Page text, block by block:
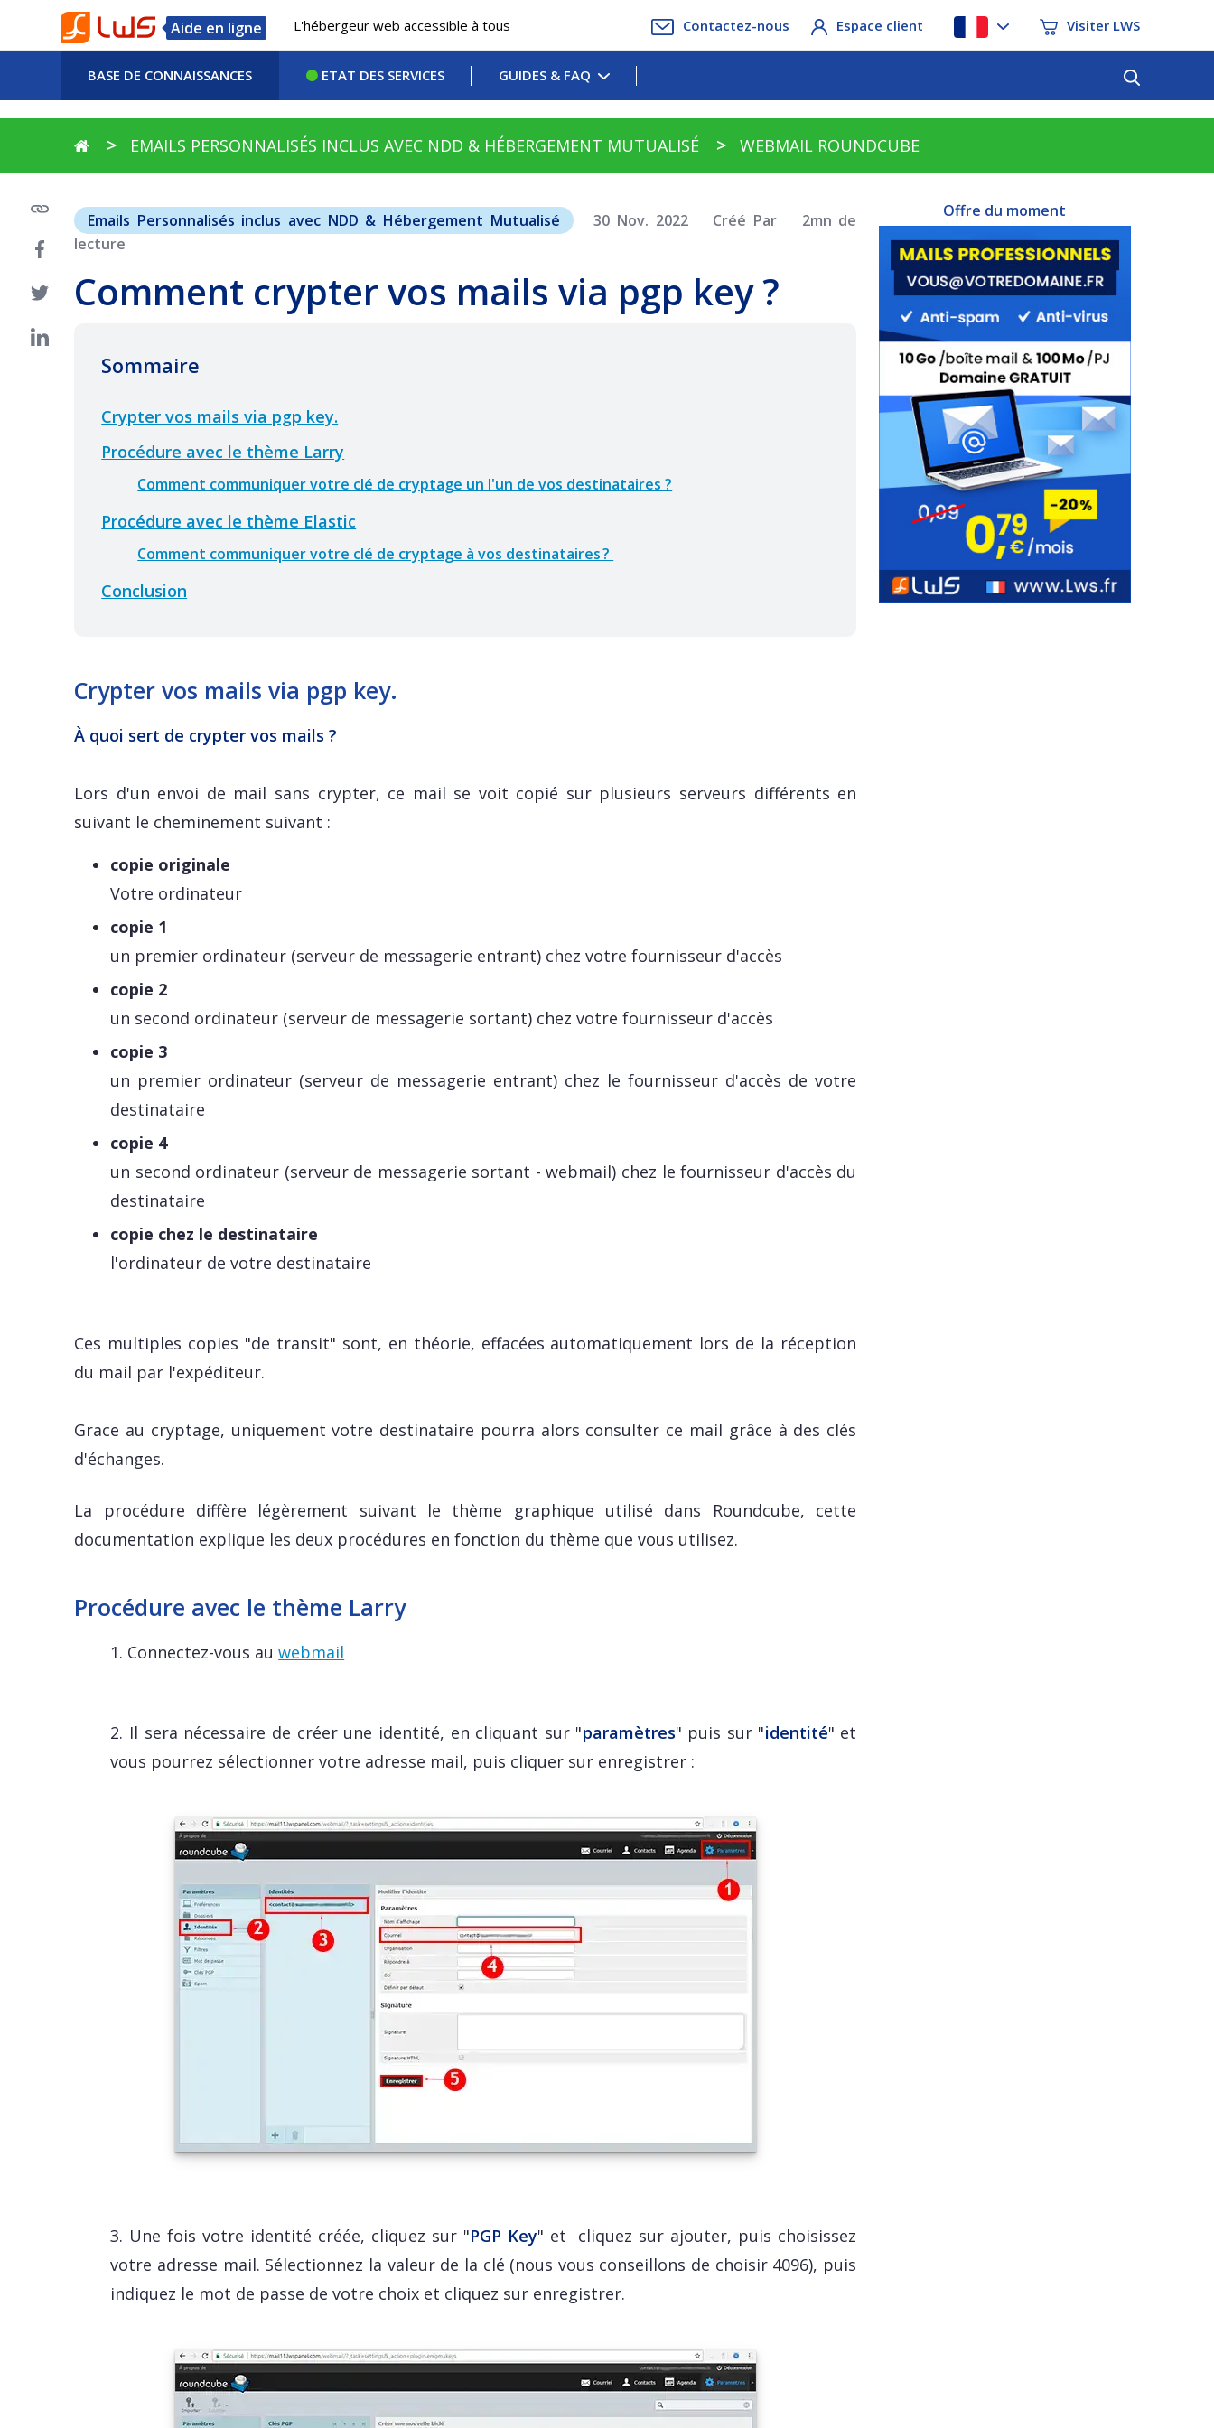
Aide en ligne L'hébergeur web accessible à tous Contactez-nous Espace client Visiter LWS
BASE DE CONNAISSANCES ETAT DES SERVICES GUIDES & FAQ
EMAILS PERSONNALISÉS INCLUS AVEC NDD & HÉBERGEMENT MUTUALISÉ WEBMAIL ROUNDCUBE
Emails Personnalisés inclus avec NDD & Hébergement Mutualisé 30 Nov. 2022 Créé Par
2mn de
lecture
Comment crypter vos mails via pgp key ?
Sommaire
Crypter vos mails via pgp key.
Procédure avec le thème Larry
Comment communiquer votre clé de cryptage un l'un de vos destinataires ?
Procédure avec le thème Elastic
Comment communiquer votre clé de cryptage à vos destinataires ?
Conclusion
Crypter vos mails via pgp key.
À quoi sert de crypter vos mails ?
Lors d'un envoi de mail sans crypter, ce mail se voit copié sur plusieurs serveurs différents en
suivant le cheminement suivant :
copie originale
Votre ordinateur
copie 1
un premier ordinateur (serveur de messagerie entrant) chez votre fournisseur d'accès
copie 2
un second ordinateur (serveur de messagerie sortant) chez votre fournisseur d'accès
copie 3
un premier ordinateur (serveur de messagerie entrant) chez le fournisseur d'accès de votre
destinataire
copie 4
un second ordinateur (serveur de messagerie sortant - webmail) chez le fournisseur d'accès du
destinataire
copie chez le destinataire
l'ordinateur de votre destinataire
Ces multiples copies "de transit" sont, en théorie, effacées automatiquement lors de la réception
du mail par l'expéditeur.
Grace au cryptage, uniquement votre destinataire pourra alors consulter ce mail grâce à des clés
d'échanges.
La procédure diffère légèrement suivant le thème graphique utilisé dans Roundcube, cette
documentation explique les deux procédures en fonction du thème que vous utilisez.
Procédure avec le thème Larry
1. Connectez-vous auwebmail
2. Il sera nécessaire de créer une identité, en cliquant sur "paramètres" puis sur "identité" et
vous pourrez sélectionner votre adresse mail, puis cliquer sur enregistrer :
3. Une fois votre identité créée, cliquez sur "PGP Key" et cliquez sur ajouter, puis choisissez
votre adresse mail. Sélectionnez la valeur de la clé (nous vous conseillons de choisir 4096), puis
indiquez le mot de passe de votre choix et cliquez sur enregistrer.
Offre du moment